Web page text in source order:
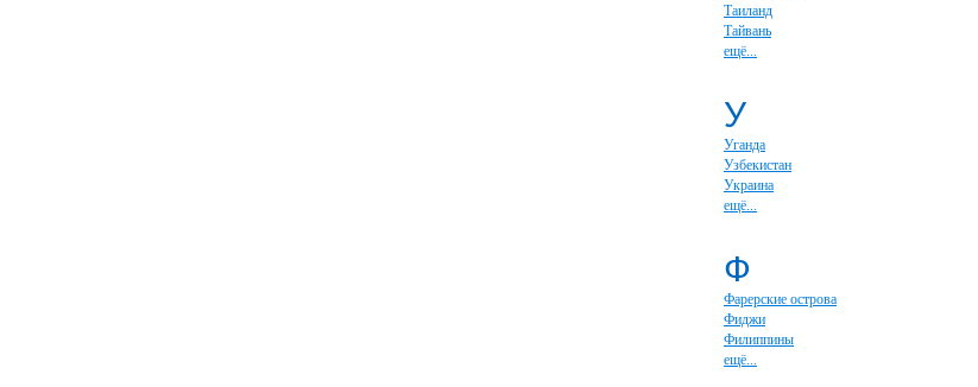
Таиланд
Тайвань
ещё...
У
Уганда
Узбекистан
Украина
ещё...
Ф
Фарерские острова
Фиджи
Филиппины
ещё...